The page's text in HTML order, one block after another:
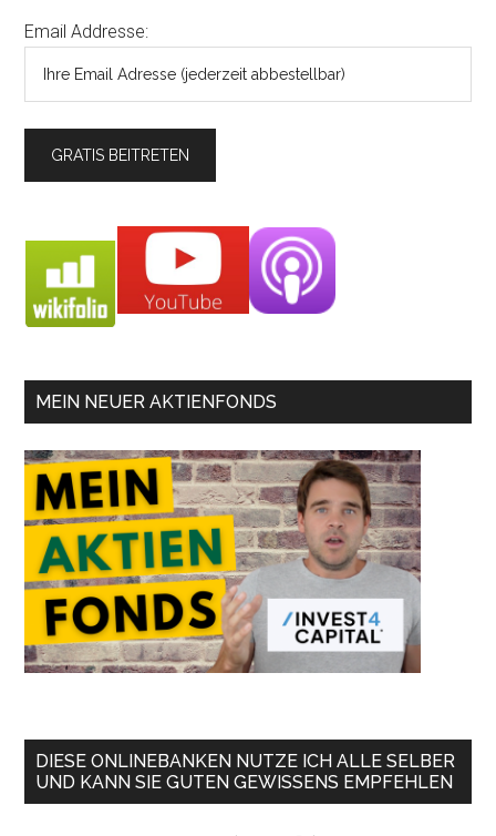
Email Addresse:
MEIN NEUER AKTIENFONDS
DIESE ONLINEBANKEN NUTZE ICH ALLE SELBER
UND KANN SIE GUTEN GEWISSENS EMPFEHLEN